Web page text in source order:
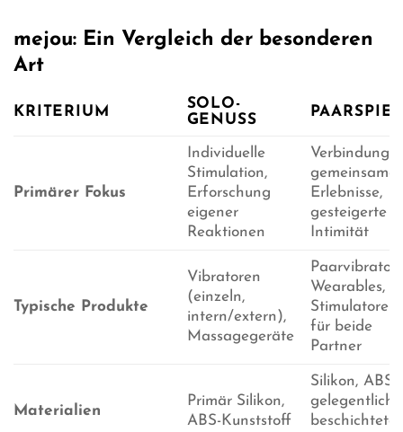
mejou: Ein Vergleich der besonderen
Art
KRITERIUM
SOLO-
GENUSS
PAARSPIEL
Primärer Fokus
Individuelle
Stimulation,
Erforschung
eigener
Reaktionen
Verbindung,
gemeinsame
Erlebnisse,
gesteigerte
Intimität
Typische Produkte
Vibratoren
(einzeln,
intern/extern),
Massagegeräte
Wearables,
Stimulatoren
für beide
Partner
Materialien
Primär Silikon,
ABS-Kunststoff
Silikon, ABS,
gelegentlich
beschichtete